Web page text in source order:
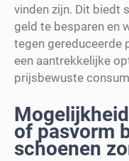
vinden zijn. Dit biedt
geld te besparen en
tegen gereduceerde
een aantrekkelijke
prijsbewuste
of pasvorm
schoenen